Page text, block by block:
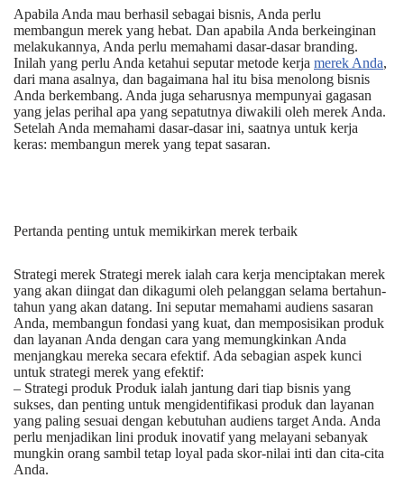
Apabila Anda mau berhasil sebagai bisnis, Anda perlu
membangun merek yang hebat. Dan apabila Anda berkeinginan
melakukannya, Anda perlu memahami dasar-dasar branding.
Inilah yang perlu Anda ketahui seputar metode kerja merek Anda,
dari mana asalnya, dan bagaimana hal itu bisa menolong bisnis
Anda berkembang. Anda juga seharusnya mempunyai gagasan
yang jelas perihal apa yang sepatutnya diwakili oleh merek Anda.
Setelah Anda memahami dasar-dasar ini, saatnya untuk kerja
keras: membangun merek yang tepat sasaran.
Pertanda penting untuk memikirkan merek terbaik
Strategi merek Strategi merek ialah cara kerja menciptakan merek
yang akan diingat dan dikagumi oleh pelanggan selama bertahun-
tahun yang akan datang. Ini seputar memahami audiens sasaran
Anda, membangun fondasi yang kuat, dan memposisikan produk
dan layanan Anda dengan cara yang memungkinkan Anda
menjangkau mereka secara efektif. Ada sebagian aspek kunci
untuk strategi merek yang efektif:
– Strategi produk Produk ialah jantung dari tiap bisnis yang
sukses, dan penting untuk mengidentifikasi produk dan layanan
yang paling sesuai dengan kebutuhan audiens target Anda. Anda
perlu menjadikan lini produk inovatif yang melayani sebanyak
mungkin orang sambil tetap loyal pada skor-nilai inti dan cita-cita
Anda.